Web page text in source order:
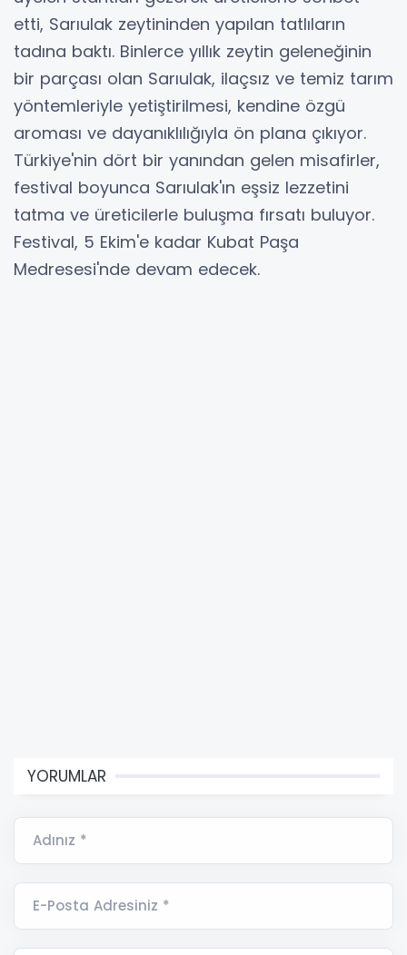
etti, Sarıulak zeytininden yapılan tatlıların
tadına baktı. Binlerce yıllık zeytin geleneğinin
bir parçası olan Sarıulak, ilaçsız ve temiz tarım
yöntemleriyle yetiştirilmesi, kendine özgü
aroması ve dayanıklılığıyla ön plana çıkıyor.
Türkiye'nin dört bir yanından gelen misafirler,
festival boyunca Sarıulak'ın eşsiz lezzetini
tatma ve üreticilerle buluşma fırsatı buluyor.
Festival, 5 Ekim'e kadar Kubat Paşa
Medresesi'nde devam edecek.
YORUMLAR
Adınız *
E-Posta Adresiniz *